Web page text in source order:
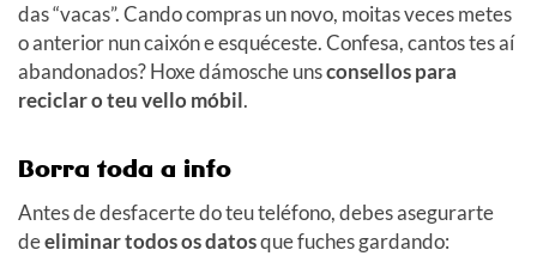
das “vacas”. Cando compras un novo, moitas veces metes
o anterior nun caixón e esquéceste. Confesa, cantos tes aí
abandonados? Hoxe dámosche unsconsellos para
reciclar o teu vello móbil.
Borra toda a info
Antes de desfacerte do teu teléfono, debes asegurarte
deeliminar todos os datosque fuches gardando: